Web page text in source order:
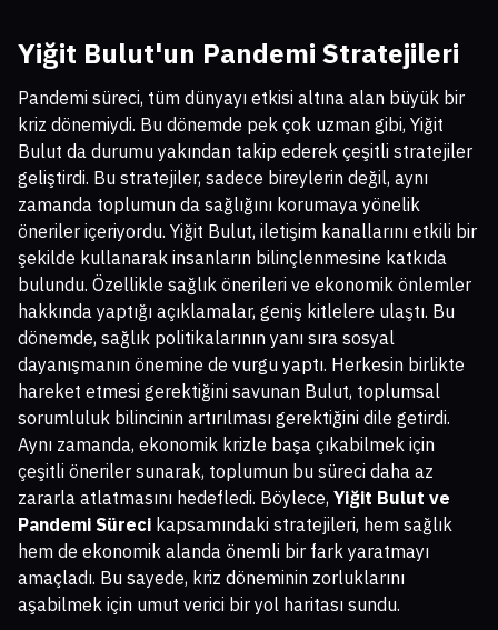
Yiğit Bulut'un Pandemi Stratejileri
Pandemi süreci, tüm dünyayı etkisi altına alan büyük bir
kriz dönemiydi. Bu dönemde pek çok uzman gibi, Yiğit
Bulut da durumu yakından takip ederek çeşitli stratejiler
geliştirdi. Bu stratejiler, sadece bireylerin değil, aynı
zamanda toplumun da sağlığını korumaya yönelik
öneriler içeriyordu. Yiğit Bulut, iletişim kanallarını etkili bir
şekilde kullanarak insanların bilinçlenmesine katkıda
bulundu. Özellikle sağlık önerileri ve ekonomik önlemler
hakkında yaptığı açıklamalar, geniş kitlelere ulaştı. Bu
dönemde, sağlık politikalarının yanı sıra sosyal
dayanışmanın önemine de vurgu yaptı. Herkesin birlikte
hareket etmesi gerektiğini savunan Bulut, toplumsal
sorumluluk bilincinin artırılması gerektiğini dile getirdi.
Aynı zamanda, ekonomik krizle başa çıkabilmek için
çeşitli öneriler sunarak, toplumun bu süreci daha az
zararla atlatmasını hedefledi. Böylece, Yiğit Bulut ve
Pandemi Süreci kapsamındaki stratejileri, hem sağlık
hem de ekonomik alanda önemli bir fark yaratmayı
amaçladı. Bu sayede, kriz döneminin zorluklarını
aşabilmek için umut verici bir yol haritası sundu.